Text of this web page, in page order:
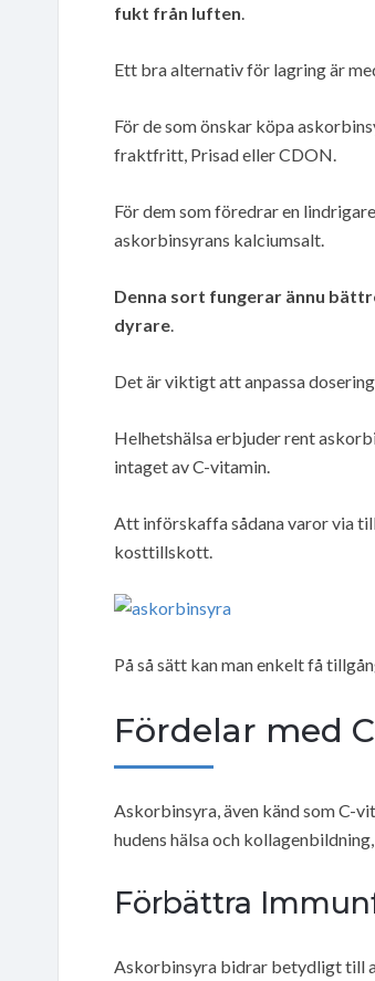
fukt från luften.
Ett bra alternativ för lagring är
För de som önskar köpa
fraktfritt, Prisad eller CDON.
För dem som föredrar en
askorbinsyrans kalciumsalt.
Denna sort fungerar ännu
dyrare.
Det är viktigt att anpassa
Helhetshälsa erbjuder rent
intaget av C-vitamin.
Att införskaffa sådana varor via
kosttillskott.
På så sätt kan man enkelt få
Fördelar med
Askorbinsyra, även känd som C-
hudens hälsa och
Förbättra
Askorbinsyra bidrar betydligt till